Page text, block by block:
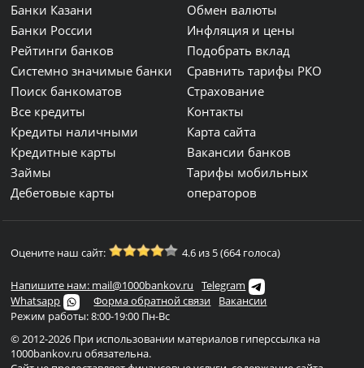
Банки Казани
Банки России
Рейтинги банков
Системно значимые банки
Поиск банкоматов
Все кредиты
Кредиты наличными
Кредитные карты
Займы
Дебетовые карты
Обмен валюты
Инфляция и цены
Подобрать вклад
Сравнить тарифы РКО
Страхование
Контакты
Карта сайта
Вакансии банков
Тарифы мобильных
операторов
Оцените наш сайт: 4.6 из 5 (664 голоса)
Напишите нам: mail@1000bankov.ru
Telegram
Whatsapp
Форма обратной связи
Вакансии
Режим работы: 8:00-19:00 Пн-Вс
© 2012-2026 При использовании материалов гиперссылка на
1000bankov.ru обязательна.